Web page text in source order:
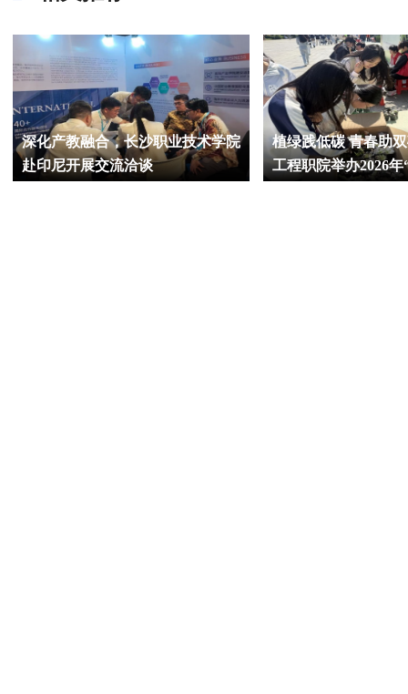
深化产教融合，长沙职业技术学院
赴印尼开展交流洽谈
植绿践低碳 青春助
工程职院举办2026年